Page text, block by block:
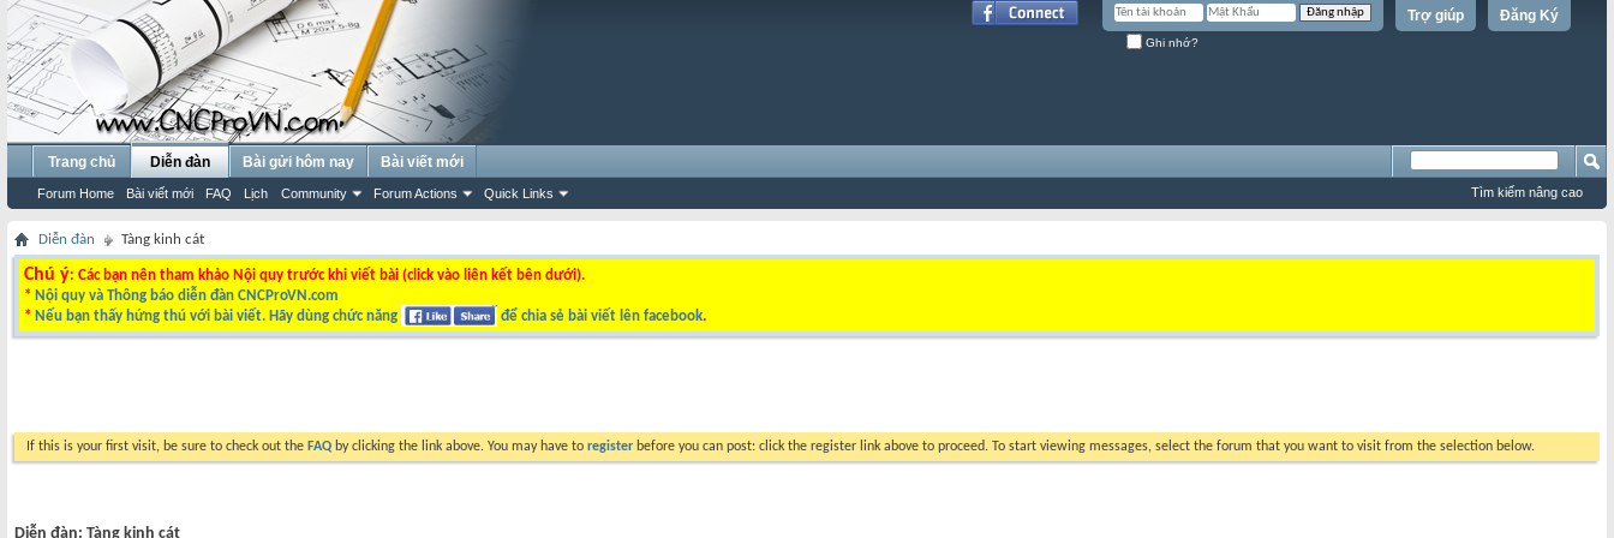
Đăng Ký
Trợ giúp
Ghi nhớ?
Trang chủ Diễn đàn
Forum Home Bài viết mới FAQ Lịch Community Forum Actions Quick Links
Bài gửi hôm nay Bài viết mới
Tìm kiếm nâng cao
Diễn đàn Tàng kinh cát
Chú ý: Các bạn nên tham khảo Nội quy trước khi viết bài (click vào liên kết bên dưới).
* Nội quy và Thông báo diễn đàn CNCProVN.com
* Nếu bạn thấy hứng thú với bài viết. Hãy dùng chức năng để chia sẻ bài viết lên facebook.
If this is your first visit, be sure to check out the FAQ by clicking the link above. You may have to register before you can post: click the register link above to proceed. To start viewing messages, select the forum that you want to visit from the selection below.
Diễn đàn: Tàng kinh cát